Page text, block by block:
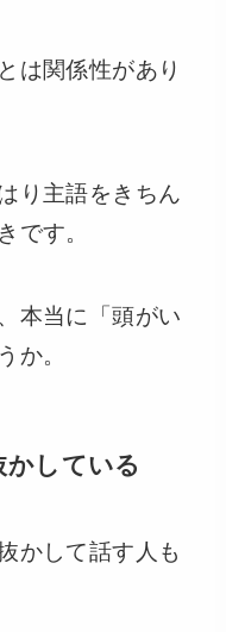
は関係性があり
り主語をきちん
です。
本当に「頭がい
か。
している
かして話す人も